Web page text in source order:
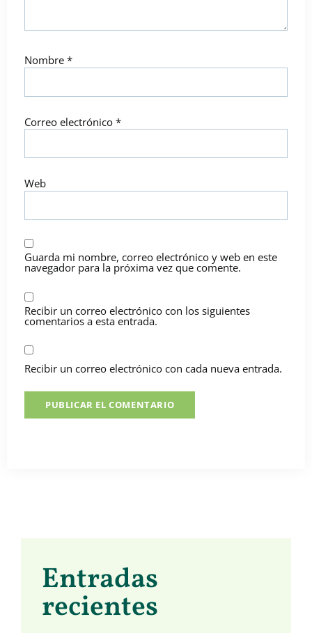
Nombre *
Correo electrónico *
Web
Guarda mi nombre, correo electrónico y web en este
navegador para la próxima vez que comente.
Recibir un correo electrónico con los siguientes
comentarios a esta entrada.
Recibir un correo electrónico con cada nueva entrada.
Entradas
recientes